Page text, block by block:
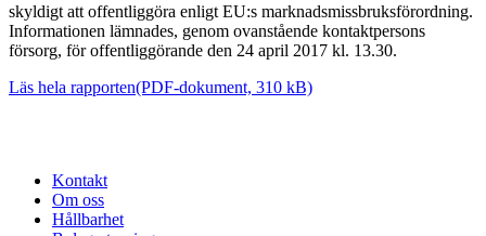
skyldigt att offentliggöra enligt EU:s marknadsmissbruksförordning.
Informationen lämnades, genom ovanstående kontaktpersons
försorg, för offentliggörande den 24 april 2017 kl. 13.30.
Läs hela rapporten(PDF-dokument, 310 kB)
Kontakt
Om oss
Hållbarhet